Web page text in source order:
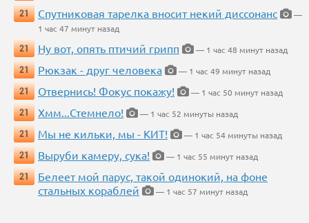
21
Спутниковая тарелка вносит некий диссонанс
—
1 час 47 минут назад
21
Ну вот, опять птичий грипп
— 1 час 48 минут назад
21
Рюкзак - друг человека
— 1 час 49 минут назад
21
Отвернись! Фокус покажу!
— 1 час 50 минут назад
21
Хмм...Стемнело!
— 1 час 52 минуты назад
21
Мы не кильки, мы - КИТ!
— 1 час 54 минуты назад
21
Выруби камеру, сука!
— 1 час 55 минут назад
21
Белеет мой парус, такой одинокий, на фоне
стальных кораблей
— 1 час 57 минут назад